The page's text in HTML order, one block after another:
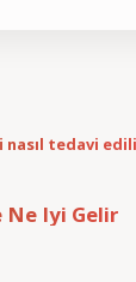
nasıl tedavi
Ne Iyi Gelir